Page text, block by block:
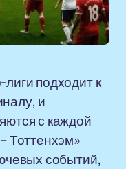
подходит к
и
с каждой
Тоттенхэм»
событий,